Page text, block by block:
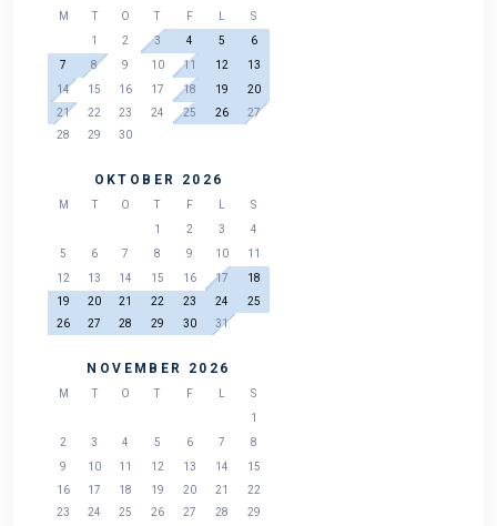
M T O T F
S
1
2 3 4 5
6
7
8 9 10 11 12
13
14
15 16 17 18 19
20
21
22 23 24 25 26
27
28
29 30
OKTOBER 2026
M T O T F
S
1
2 3
4
5
6 7 8 9 10
11
12
13 14 15 16 17
18
19
20 21 22 23 24
25
26
27 28 29 30 31
NOVEMBER 2026
M T O T F
S
1
2
3 4 5 6 7
8
9
10 11 12 13 14
15
16
17 18 19 20 21
22
23
24 25 26 27 28
29